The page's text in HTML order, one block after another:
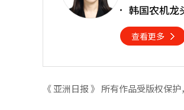
韩国农机龙
查看更多
《 亚洲日报 》 所有作品受版权保